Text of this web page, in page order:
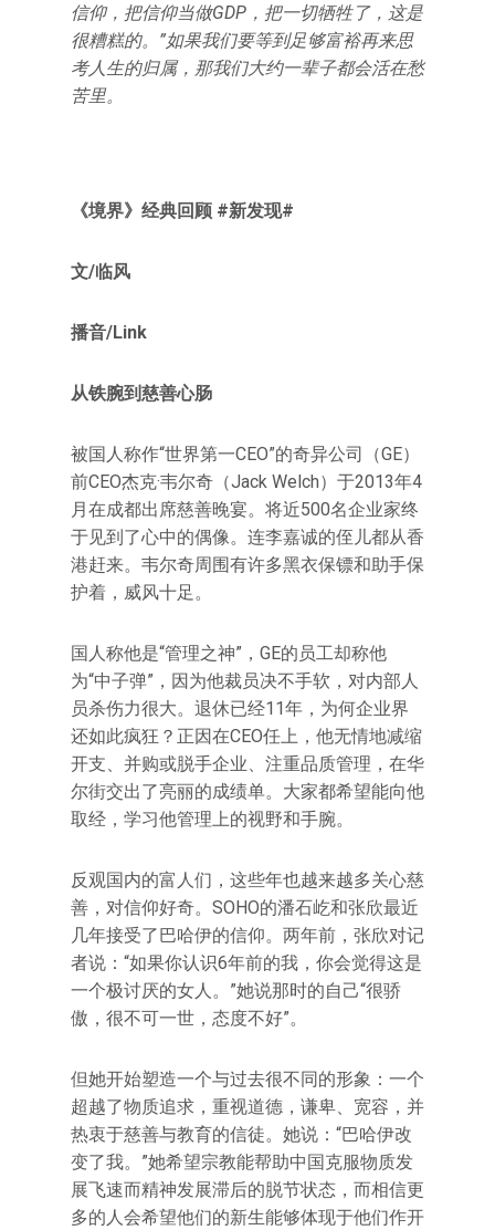
信仰，把信仰当做GDP，把一切牺牲了，这是
很糟糕的。”如果我们要等到足够富裕再来思
考人生的归属，那我们大约一辈子都会活在愁
苦里。
《境界》经典回顾 #新发现#
文/临风
播音/Link
从铁腕到慈善心肠
被国人称作“世界第一CEO”的奇异公司（GE）
前CEO杰克·韦尔奇（Jack Welch）于2013年4
月在成都出席慈善晚宴。将近500名企业家终
于见到了心中的偶像。连李嘉诚的侄儿都从香
港赶来。韦尔奇周围有许多黑衣保镖和助手保
护着，威风十足。
国人称他是“管理之神”，GE的员工却称他
为“中子弹”，因为他裁员决不手软，对内部人
员杀伤力很大。退休已经11年，为何企业界
还如此疯狂？正因在CEO任上，他无情地减缩
开支、并购或脱手企业、注重品质管理，在华
尔街交出了亮丽的成绩单。大家都希望能向他
取经，学习他管理上的视野和手腕。
反观国内的富人们，这些年也越来越多关心慈
善，对信仰好奇。SOHO的潘石屹和张欣最近
几年接受了巴哈伊的信仰。两年前，张欣对记
者说：“如果你认识6年前的我，你会觉得这是
一个极讨厌的女人。”她说那时的自己“很骄
傲，很不可一世，态度不好”。
但她开始塑造一个与过去很不同的形象：一个
超越了物质追求，重视道德，谦卑、宽容，并
热衷于慈善与教育的信徒。她说：“巴哈伊改
变了我。”她希望宗教能帮助中国克服物质发
展飞速而精神发展滞后的脱节状态，而相信更
多的人会希望他们的新生能够体现于他们作开